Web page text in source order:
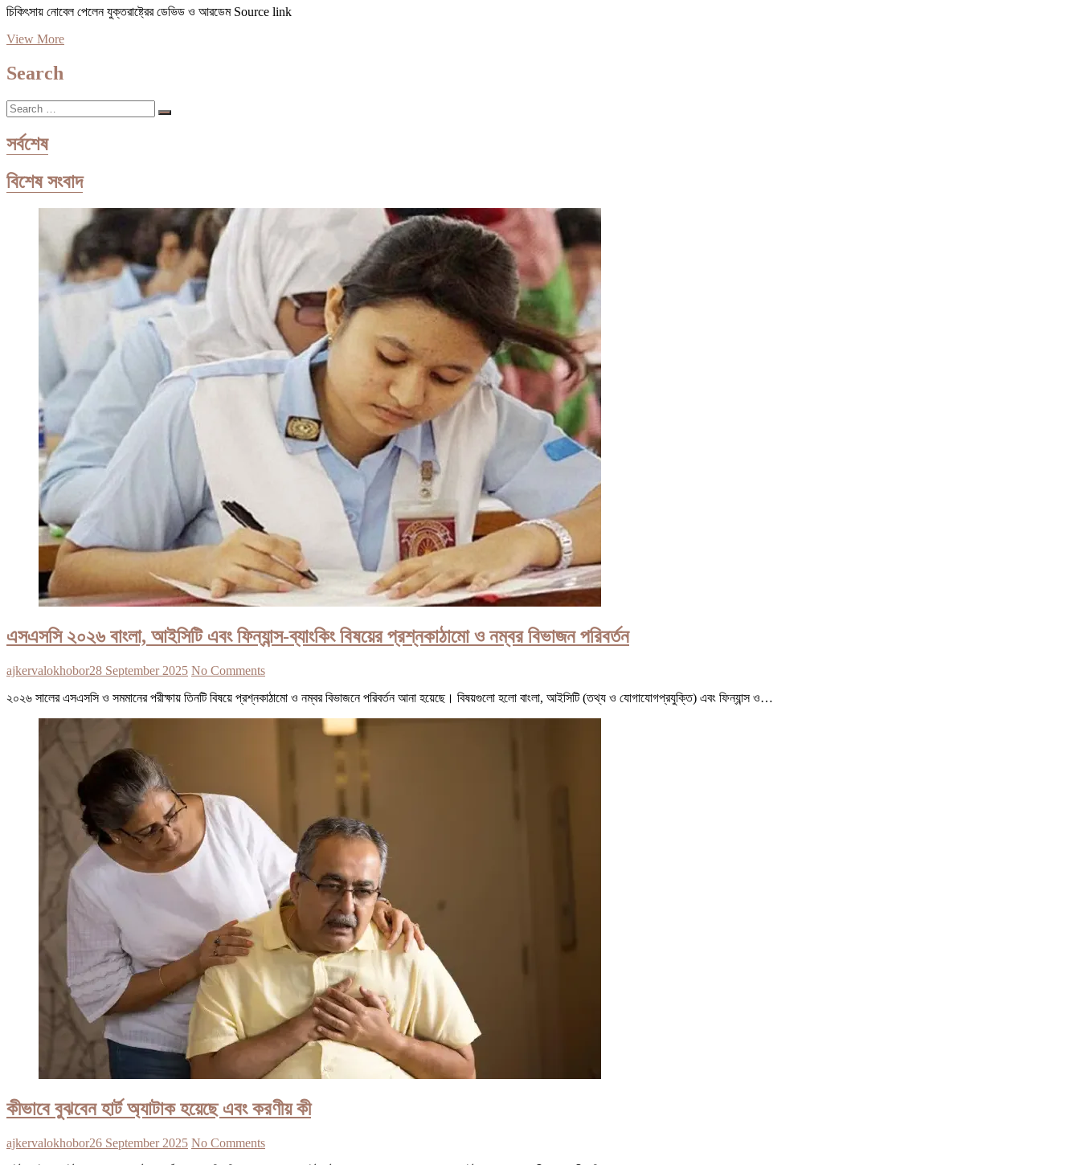
চিকিৎসায় নোবেল পেলেন যুক্তরাষ্ট্রের ডেভিড ও আরডেম Source link
View Moreচিকিৎসায়
Search
Search
…
সর্বশেষ
বিশেষ সংবাদ
এসএসসি ২০২৬ বাংলা, আইসিটি এবং ফিন্যান্স-ব্যাংকিং বিষয়ের প্রশ্নকাঠামো ও নম্বর বিভাজন পরিবর্তন
ajkervalokhobor28 September 2025 No Comments
২০২৬ সালের এসএসসি ও সমমানের পরীক্ষায় তিনটি বিষয়ে প্রশ্নকাঠামো ও নম্বর বিভাজনে পরিবর্তন আনা হয়েছে। বিষয়গুলো হলো বাংলা, আইসিটি (তথ্য ও যোগাযোগপ্রযুক্তি) এবং ফিন্যান্স ও…
কীভাবে বুঝবেন হার্ট অ্যাটাক হয়েছে এবং করণীয় কী
ajkervalokhobor26 September 2025 No Comments